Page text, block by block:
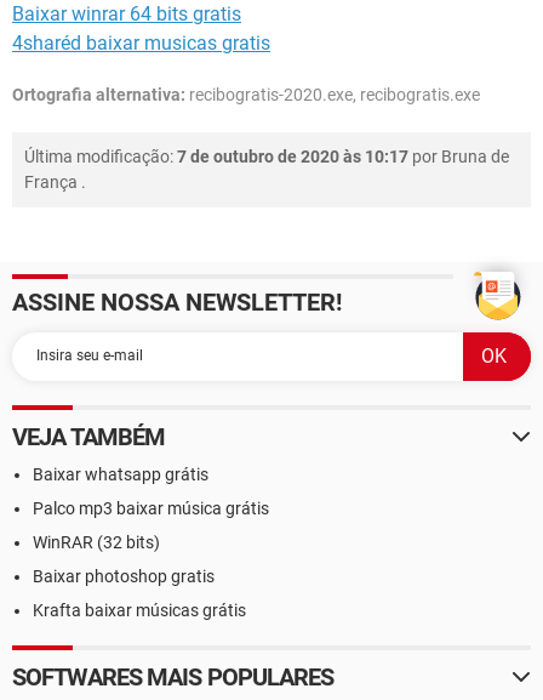
Baixar winrar 64 bits gratis
4sharéd baixar musicas gratis
Ortografia alternativa: recibogratis-2020.exe, recibogratis.exe
Última modificação:7 de outubro de 2020 às 10:17 por Bruna de
França .
ASSINE NOSSA NEWSLETTER!
VEJA TAMBÉM
Baixar whatsapp grátis
Palco mp3 baixar música grátis
WinRAR (32 bits)
Baixar photoshop gratis
Krafta baixar músicas grátis
SOFTWARES MAIS POPULARES